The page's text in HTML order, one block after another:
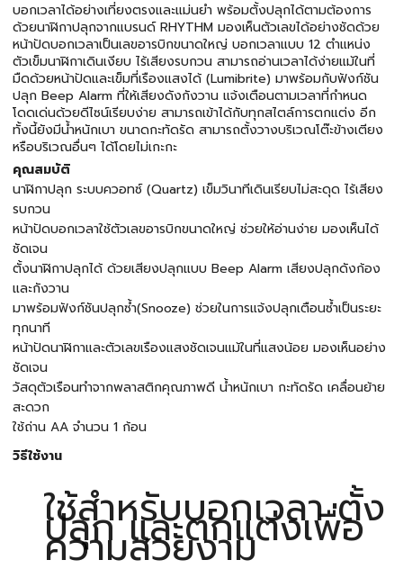
บอกเวลาได้อย่างเที่ยงตรงและแม่นยำ พร้อมตั้งปลุกได้ตามต้องการ
ด้วยนาฬิกาปลุกจากแบรนด์ RHYTHM มองเห็นตัวเลขได้อย่างชัดด้วย
หน้าปัดบอกเวลาเป็นเลขอารบิกขนาดใหญ่ บอกเวลาแบบ 12 ตำแหน่ง
ตัวเข็มนาฬิกาเดินเงียบ ไร้เสียงรบกวน สามารถอ่านเวลาได้ง่ายแม้ในที่
มืดด้วยหน้าปัดและเข็มที่เรืองแสงได้ (Lumibrite) มาพร้อมกับฟังก์ชัน
ปลุก Beep Alarm ที่ให้เสียงดังกังวาน แจ้งเตือนตามเวลาที่กำหนด
โดดเด่นด้วยดีไซน์เรียบง่าย สามารถเข้าได้กับทุกสไตล์การตกแต่ง อีก
ทั้งนี้ยังมีน้ำหนักเบา ขนาดกะทัดรัด สามารถตั้งวางบริเวณโต๊ะข้างเตียง
หรือบริเวณอื่นๆ ได้โดยไม่เกะกะ
คุณสมบัติ
นาฬิกาปลุก ระบบควอทซ์ (Quartz) เข็มวินาทีเดินเรียบไม่สะดุด ไร้เสียง
รบกวน
หน้าปัดบอกเวลาใช้ตัวเลขอารบิกขนาดใหญ่ ช่วยให้อ่านง่าย มองเห็นได้
ชัดเจน
ตั้งนาฬิกาปลุกได้ ด้วยเสียงปลุกแบบ Beep Alarm เสียงปลุกดังก้อง
และกังวาน
มาพร้อมฟังก์ชันปลุกซ้ำ(Snooze) ช่วยในการแจ้งปลุกเตือนซ้ำเป็นระยะ
ทุกนาที
หน้าปัดนาฬิกาและตัวเลขเรืองแสงชัดเจนแม้ในที่แสงน้อย มองเห็นอย่าง
ชัดเจน
วัสดุตัวเรือนทำจากพลาสติกคุณภาพดี น้ำหนักเบา กะทัดรัด เคลื่อนย้าย
สะดวก
ใช้ถ่าน AA จำนวน 1 ก้อน
วิธีใช้งาน
ใช้สำหรับบอกเวลา ตั้ง
ปลุก และตกแต่งเพื่อ
ความสวยงาม